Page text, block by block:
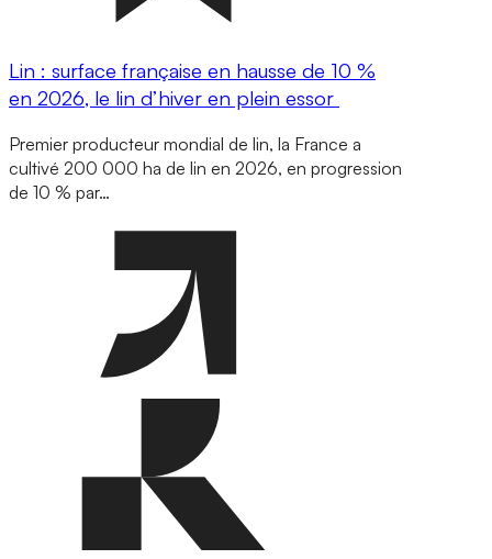
Lin : surface française en hausse de 10 %
en 2026, le lin d’hiver en plein essor
Premier producteur mondial de lin, la France a
cultivé 200 000 ha de lin en 2026, en progression
de 10 % par…